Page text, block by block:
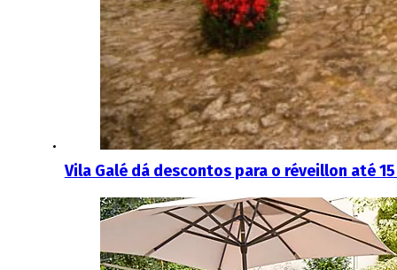
Vila Galé dá descontos para o réveillon até